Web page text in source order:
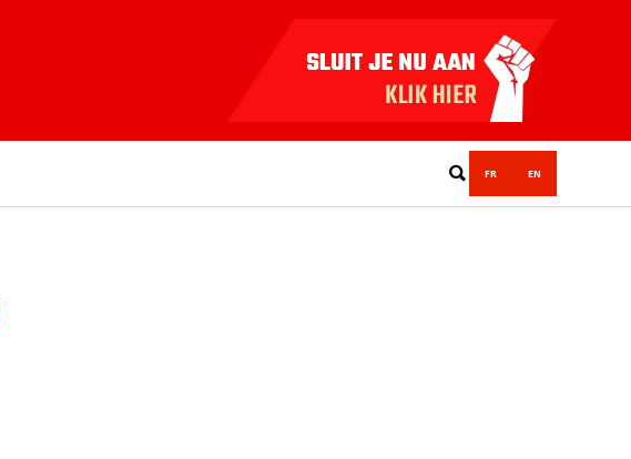
FR EN